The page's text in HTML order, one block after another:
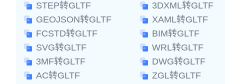
STEP转GLTF
3DXML转GLTF
GEOJSON转GLTF
XAML转GLTF
FCSTD转GLTF
BIM转GLTF
SVG转GLTF
WRL转GLTF
3MF转GLTF
DWG转GLTF
AC转GLTF
ZGL转GLTF